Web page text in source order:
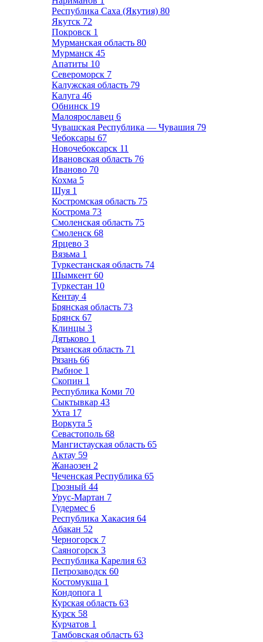
Республика Саха (Якутия) 80
Якутск 72
Покровск 1
Мурманская область 80
Мурманск 45
Апатиты 10
Североморск 7
Калужская область 79
Калуга 46
Обнинск 19
Малоярославец 6
Чувашская Республика — Чувашия 79
Чебоксары 67
Новочебоксарск 11
Ивановская область 76
Иваново 70
Кохма 5
Шуя 1
Костромская область 75
Кострома 73
Смоленская область 75
Смоленск 68
Ярцево 3
Вязьма 1
Туркестанская область 74
Шымкент 60
Туркестан 10
Кентау 4
Брянская область 73
Брянск 67
Клинцы 3
Дятьково 1
Рязанская область 71
Рязань 66
Рыбное 1
Скопин 1
Республика Коми 70
Сыктывкар 43
Ухта 17
Воркута 5
Севастополь 68
Мангистауская область 65
Актау 59
Жанаозен 2
Чеченская Республика 65
Грозный 44
Урус-Мартан 7
Гудермес 6
Республика Хакасия 64
Абакан 52
Черногорск 7
Саяногорск 3
Республика Карелия 63
Петрозаводск 60
Костомукша 1
Кондопога 1
Курская область 63
Курск 58
Курчатов 1
Тамбовская область 63